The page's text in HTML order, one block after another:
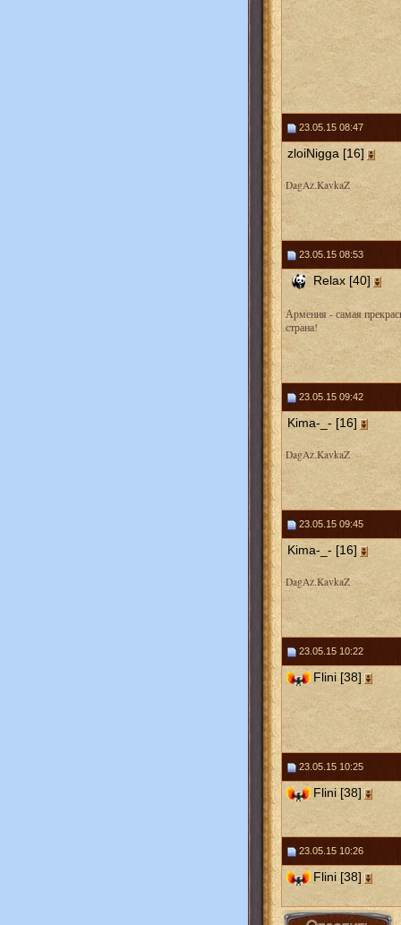
23.05.15 08:47
zloiNigga [16]
DagAz.KavkaZ
23.05.15 08:53
Relax [40]
Армения - самая
страна!
23.05.15 09:42
Kima-_- [16]
DagAz.KavkaZ
23.05.15 09:45
Kima-_- [16]
DagAz.KavkaZ
23.05.15 10:22
Flini [38]
23.05.15 10:25
Flini [38]
23.05.15 10:26
Flini [38]